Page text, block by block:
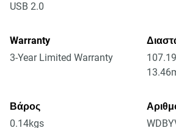
USB 2.0
Warranty
3-Year Limited Warranty
Βάρος
0.14kgs